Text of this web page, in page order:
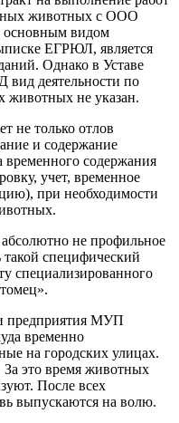
животных с ООО
основным видом
ЕГРЮЛ, является
Однако в Уставе
вид деятельности по
животных не указан.
не только отлов
и содержание
содержания
учет, временное
при необходимости
не профильное
такой специфический
специализированного
предприятия МУП
временно
на городских улицах.
За это время животных
После всех
выпускаются на волю.